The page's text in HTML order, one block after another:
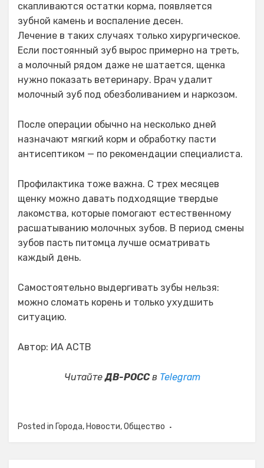
скапливаются остатки корма, появляется
зубной камень и воспаление десен.
Лечение в таких случаях только хирургическое.
Если постоянный зуб вырос примерно на треть,
а молочный рядом даже не шатается, щенка
нужно показать ветеринару. Врач удалит
молочный зуб под обезболиванием и наркозом.
После операции обычно на несколько дней
назначают мягкий корм и обработку пасти
антисептиком — по рекомендации специалиста.
Профилактика тоже важна. С трех месяцев
щенку можно давать подходящие твердые
лакомства, которые помогают естественному
расшатыванию молочных зубов. В период смены
зубов пасть питомца лучше осматривать
каждый день.
Самостоятельно выдергивать зубы нельзя:
можно сломать корень и только ухудшить
ситуацию.
Автор: ИА АСТВ
ЧитайтеДВ-РОССв Telegram
Posted in Города, Новости,Общество